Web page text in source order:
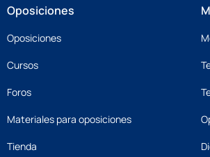
Oposiciones
Oposiciones
Cursos
Foros
Materiales para oposiciones
Tienda